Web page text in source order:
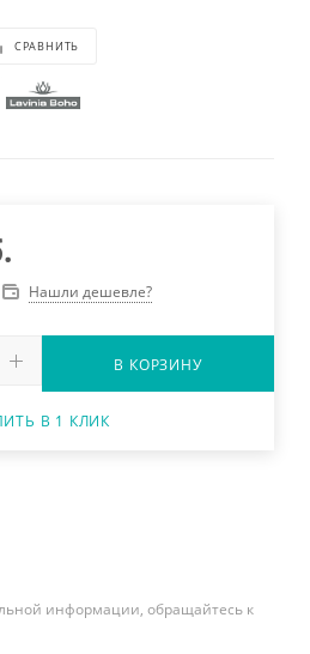
СРАВНИТЬ
Нашли дешевле?
В КОРЗИНУ
В 1 КЛИК
информации, обращайтесь к